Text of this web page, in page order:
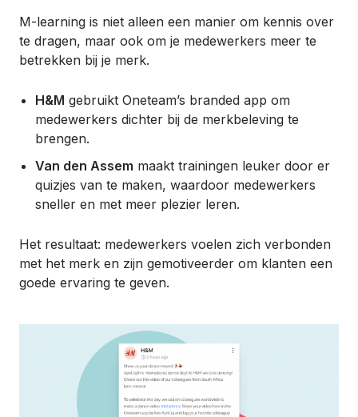
M-learning is niet alleen een manier om kennis over
te dragen, maar ook om je medewerkers meer te
betrekken bij je merk.
H&M gebruikt Oneteam’s branded app om
medewerkers dichter bij de merkbeleving te
brengen.
Van den Assem maakt trainingen leuker door er
quizjes van te maken, waardoor medewerkers
sneller en met meer plezier leren.
Het resultaat: medewerkers voelen zich verbonden
met het merk en zijn gemotiveerder om klanten een
goede ervaring te geven.